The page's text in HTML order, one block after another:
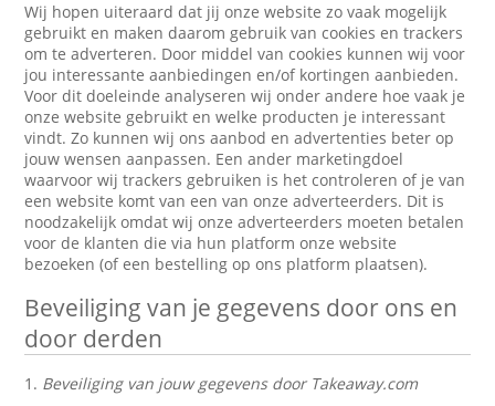
Wij hopen uiteraard dat jij onze website zo vaak mogelijk
gebruikt en maken daarom gebruik van cookies en trackers
om te adverteren. Door middel van cookies kunnen wij voor
jou interessante aanbiedingen en/of kortingen aanbieden.
Voor dit doeleinde analyseren wij onder andere hoe vaak je
onze website gebruikt en welke producten je interessant
vindt. Zo kunnen wij ons aanbod en advertenties beter op
jouw wensen aanpassen. Een ander marketingdoel
waarvoor wij trackers gebruiken is het controleren of je van
een website komt van een van onze adverteerders. Dit is
noodzakelijk omdat wij onze adverteerders moeten betalen
voor de klanten die via hun platform onze website
bezoeken (of een bestelling op ons platform plaatsen).
Beveiliging van je gegevens door ons en
door derden
1. Beveiliging van jouw gegevens door Takeaway.com